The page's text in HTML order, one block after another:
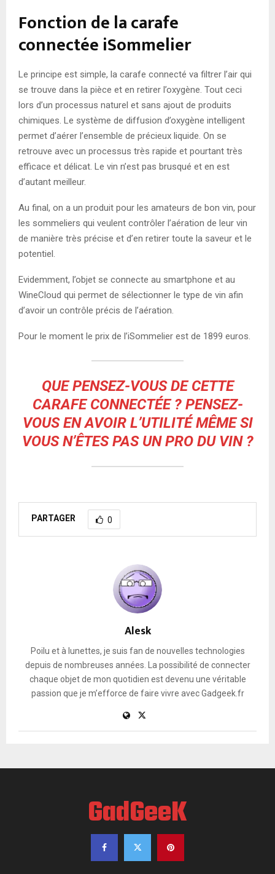
Fonction de la carafe
connectée iSommelier
Le principe est simple, la carafe connecté va filtrer l’air qui
se trouve dans la pièce et en retirer l’oxygène. Tout ceci
lors d’un processus naturel et sans ajout de produits
chimiques. Le système de diffusion d’oxygène intelligent
permet d’aérer l’ensemble de précieux liquide. On se
retrouve avec un processus très rapide et pourtant très
efficace et délicat. Le vin n’est pas brusqué et en est
d’autant meilleur.
Au final, on a un produit pour les amateurs de bon vin, pour
les sommeliers qui veulent contrôler l’aération de leur vin
de manière très précise et d’en retirer toute la saveur et le
potentiel.
Evidemment, l’objet se connecte au smartphone et au
WineCloud qui permet de sélectionner le type de vin afin
d’avoir un contrôle précis de l’aération.
Pour le moment le prix de l’iSommelier est de 1899 euros.
QUE PENSEZ-VOUS DE CETTE
CARAFE CONNECTÉE ? PENSEZ-
VOUS EN AVOIR L’UTILITÉ MÊME SI
VOUS N’ÊTES PAS UN PRO DU VIN ?
PARTAGER 0
Alesk
Poilu et à lunettes, je suis fan de nouvelles technologies
depuis de nombreuses années. La possibilité de connecter
chaque objet de mon quotidien est devenu une véritable
passion que je m’efforce de faire vivre avec Gadgeek.fr
GadGeeK